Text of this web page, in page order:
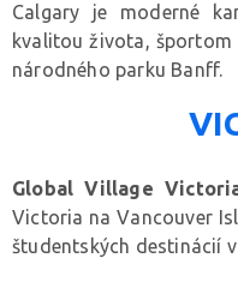
Calgary je moderné
kvalitou života,
národného parku Banff.
Global Village
Victoria na Vancouver
študentských destinácií v